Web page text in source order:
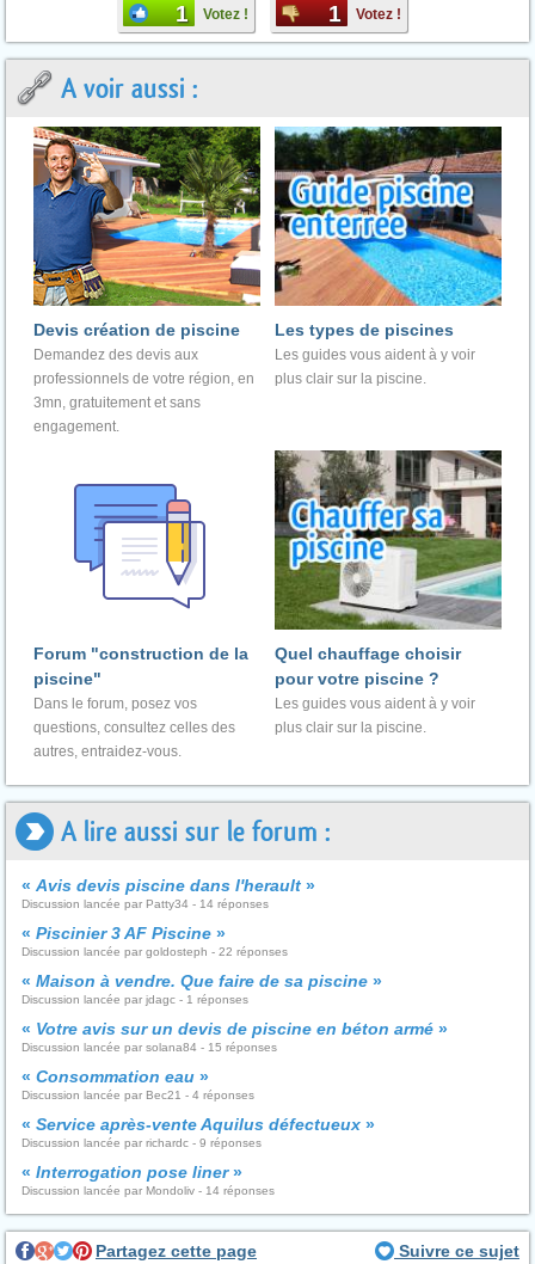
1 Votez ! 1 Votez !
A voir aussi :
Devis création de piscine
Demandez des devis aux
professionnels de votre région, en
3mn, gratuitement et sans
engagement.
Les types de piscines
Les guides vous aident à y voir
plus clair sur la piscine.
Forum "construction de la
piscine"
Dans le forum, posez vos
questions, consultez celles des
autres, entraidez-vous.
Quel chauffage choisir
pour votre piscine ?
Les guides vous aident à y voir
plus clair sur la piscine.
A lire aussi sur le forum :
« Avis devis piscine dans l'herault »
Discussion lancée par Patty34 - 14 réponses
« Piscinier 3 AF Piscine »
Discussion lancée par goldosteph - 22 réponses
« Maison à vendre. Que faire de sa piscine »
Discussion lancée par jdagc - 1 réponses
« Votre avis sur un devis de piscine en béton armé »
Discussion lancée par solana84 - 15 réponses
« Consommation eau »
Discussion lancée par Bec21 - 4 réponses
« Service après-vente Aquilus défectueux »
Discussion lancée par richardc - 9 réponses
« Interrogation pose liner»
Discussion lancée par Mondoliv - 14 réponses
Partagez cette page Suivre ce sujet